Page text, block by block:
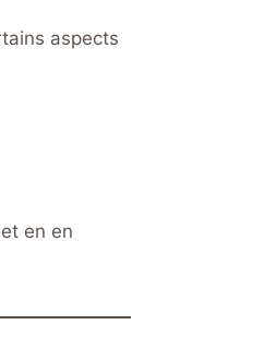
aspects
en en